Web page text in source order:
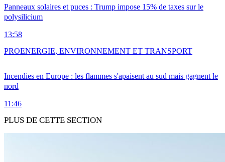
Panneaux solaires et puces : Trump impose 15% de taxes sur le
polysilicium
13:58
Incendies en Europe : les flammes s'apaisent au sud mais gagnent le
nord
11:46
PROENERGIE, ENVIRONNEMENT ET TRANSPORT
PLUS DE CETTE SECTION